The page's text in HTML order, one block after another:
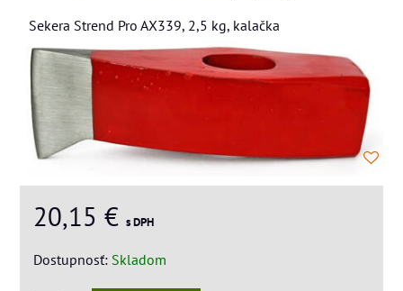
Sekera Strend Pro AX339, 2,5 kg, kalačka
20,15 € s DPH
Dostupnosť: Skladom